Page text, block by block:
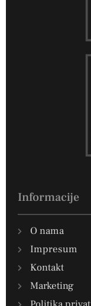
Informacije
O nama
Impresum
Kontakt
Marketing